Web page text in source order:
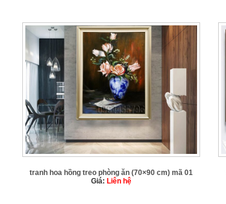
tranh hoa hồng treo phòng ăn (70×90 cm) mã 01
Giá: Liên hệ